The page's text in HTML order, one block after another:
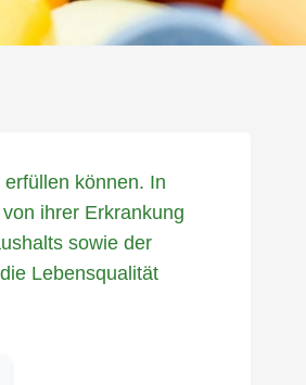
können. In
ihrer Erkrankung
sowie der
Lebensqualität